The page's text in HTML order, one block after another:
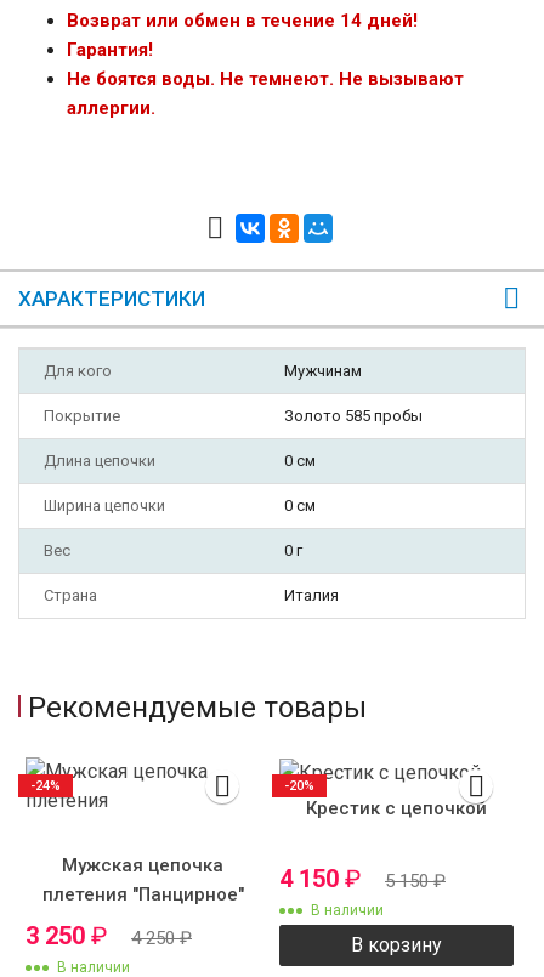
Возврат или обмен в течение 14 дней!
Гарантия!
Не боятся воды. Не темнеют. Не вызывают
аллергии.
ХАРАКТЕРИСТИКИ
Для кого Мужчинам
Покрытие Золото 585 пробы
Длина цепочки 0 см
Ширина цепочки 0 см
Вес 0 г
Страна Италия
Рекомендуемые товары
Мужская цепочка
плетения "Панцирное"
3 250 ₽ 4 250₽
В наличии
-24%
Крестик с цепочкой
4 150 ₽ 5 150₽
В наличии
В корзину
-20%